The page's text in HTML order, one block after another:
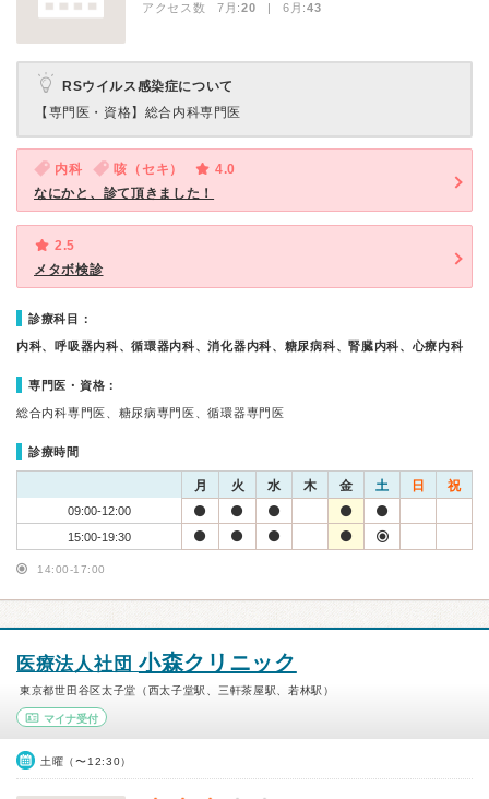
アクセス数 7月:20 | 6月:43
RSウイルス感染症について
【専門医・資格】 総合内科専門医
内科 咳（セキ）
4.0
なにかと、診て頂きました！
2.5
メタボ検診
診療科目：
内科、呼吸器内科、循環器内科、消化器内科、糖尿病科、腎臓内科、心療内科
専門医・資格：
総合内科専門医、糖尿病専門医、循環器専門医
診療時間
月 火 水 木 金 土 日 祝
09:00-12:00
15:00-19:30
14:00-17:00
医療法人社団 小森クリニック
東京都世田谷区太子堂（西太子堂駅、三軒茶屋駅、若林駅）
マイナ受付
土曜（〜12:30）